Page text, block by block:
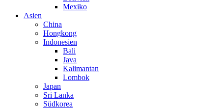
Mexiko
Asien
China
Hongkong
Indonesien
Bali
Java
Kalimantan
Lombok
Japan
Sri Lanka
Südkorea